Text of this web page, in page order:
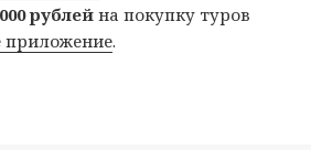
рублей на покупку туров
приложение.
в телефоне — скидка 1000